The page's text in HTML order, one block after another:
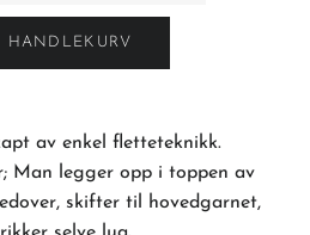
HANDLEKURV
av enkel fletteteknikk.
Man legger opp i toppen av
skifter til hovedgarnet,